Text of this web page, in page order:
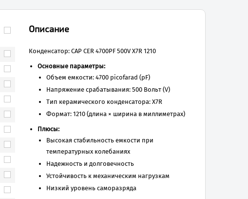
Описание
Конденсатор: CAP CER 4700PF 500V X7R 1210
Основные параметры:
Объем емкости: 4700 picofarad (pF)
Напряжение срабатывания: 500 Вольт (V)
Тип керамического конденсатора: X7R
Формат: 1210 (длина × ширина в миллиметрах)
Плюсы:
Высокая стабильность емкости при
температурных колебаниях
Надежность и долговечность
Устойчивость к механическим нагрузкам
Низкий уровень саморазряда